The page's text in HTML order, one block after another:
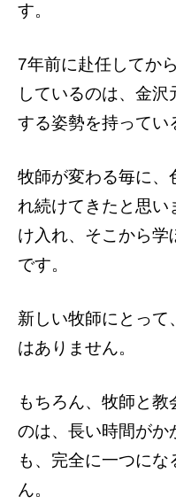
す。
7年前に赴任してか
しているのは、金沢
する姿勢を持ってい
牧師が変わる毎に、
れ続けてきたと思い
け入れ、そこから学
です。
新しい牧師にとって
はありません。
もちろん、牧師と
のは、長い時間がか
も、完全に一つに
ん。